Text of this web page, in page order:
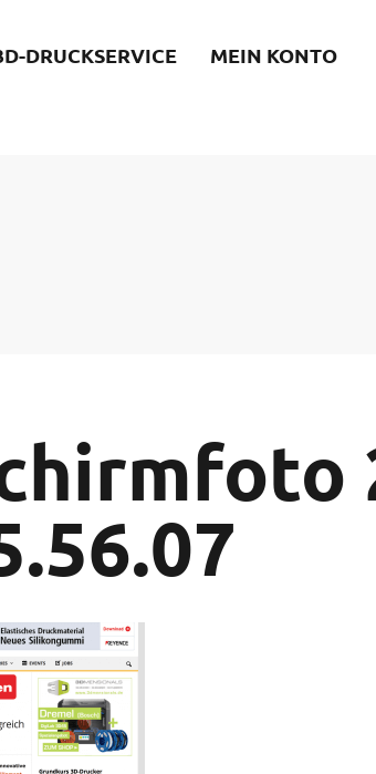
DRUCKSERVICE
MEIN KONTO